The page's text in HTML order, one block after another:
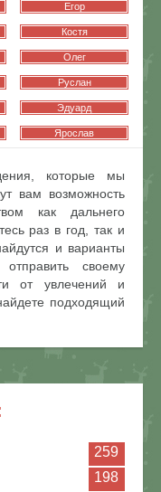
259
198
Егор
Костя
Олег
Руслан
Эдуард
Ярослав
которые мы
вам возможность
как дальнего
раз в год, так и
и варианты
своему
от увлечений и
подходящий